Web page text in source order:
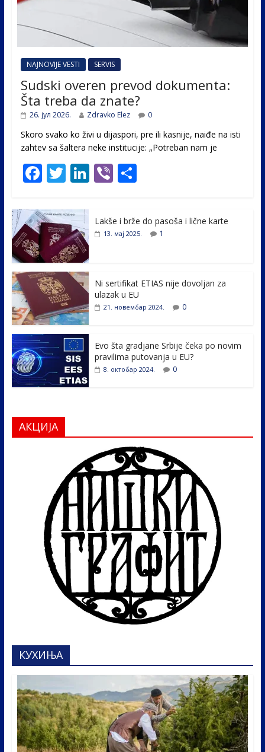
NAJNOVIJE VESTI SERVIS
Sudski overen prevod dokumenta:
Šta treba da znate?
26. јул 2026. Zdravko Elez 0
Skoro svako ko živi u dijaspori, pre ili kasnije, naiđe na isti
zahtev sa šaltera neke institucije: „Potreban nam je
F
e
b
o
o
k
T
itt
er
Li
e
Vi
er
S
ar
e
Lakše i brže do pasoša i lične karte
13. мај 2025. 1
Ni sertifikat ETIAS nije dovoljan za
ulazak u EU
21. новембар 2024. 0
Evo šta gradjane Srbije čeka po novim
pravilima putovanja u EU?
8. октобар 2024. 0
АКЦИЈА
КУХИЊА